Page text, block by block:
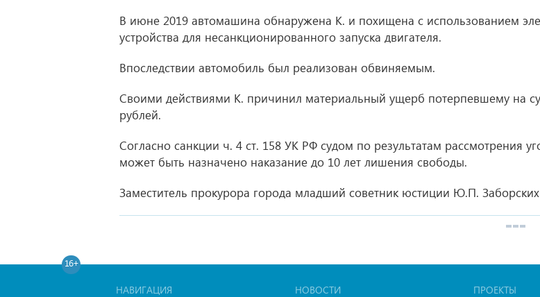
В июне 2019 автомашина обнаружена К. и похищена с использованием
устройства для несанкционированного запуска двигателя.
Впоследствии автомобиль был реализован обвиняемым.
Своими действиями К. причинил материальный ущерб потерпевшему на
рублей.
Согласно санкции ч. 4 ст. 158 УК РФ судом по результатам рассмотрения
может быть назначено наказание до 10 лет лишения свободы.
Заместитель прокурора города младший советник юстиции Ю.П. Заборских
16+
НАВИГАЦИЯ НОВОСТИ ПРОЕКТЫ